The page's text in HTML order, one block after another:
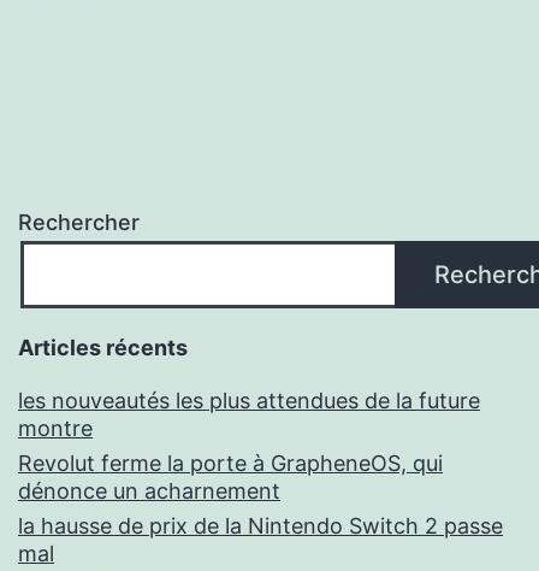
Rechercher
Articles récents
les nouveautés les plus attendues de la future
montre
Revolut ferme la porte à GrapheneOS, qui
dénonce un acharnement
la hausse de prix de la Nintendo Switch 2 passe
mal